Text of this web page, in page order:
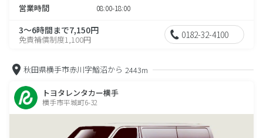
営業時間 08:00-18:00
3～6時間まで7,150円
免責補償制度1,100円 0182-32-4100
秋田県横手市赤川字鰌沼から 2443m
トヨタレンタカー横手
横手市平城町6-32